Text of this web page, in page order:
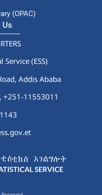
(OPAC)
Service (ESS)
Addis Ababa
+251-11553011